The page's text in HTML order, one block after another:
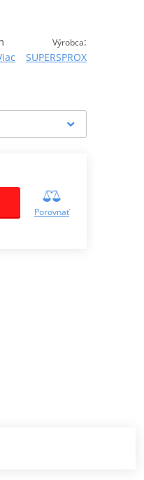
Výrobca:
SUPERSPROX
Porovnať